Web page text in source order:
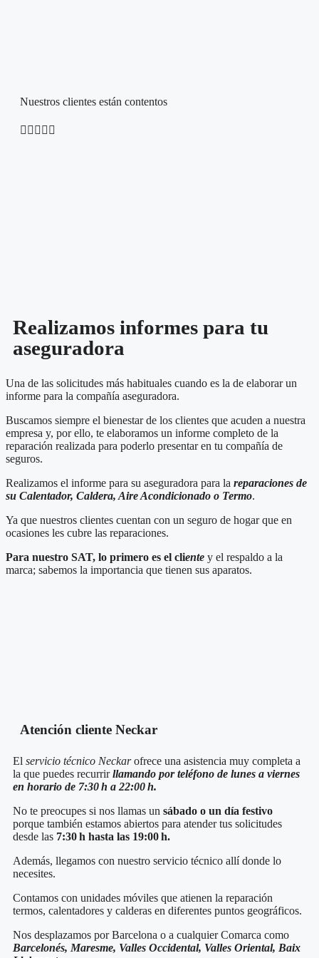
Nuestros clientes están contentos
    
Realizamos informes para tu
aseguradora
Una de las solicitudes más habituales cuando es la de elaborar un
informe para la compañía aseguradora.
Buscamos siempre el bienestar de los clientes que acuden a nuestra
empresa y, por ello, te elaboramos un informe completo de la
reparación realizada para poderlo presentar en tu compañía de
seguros.
Realizamos el informe para su aseguradora para la reparaciones de
su Calentador, Caldera, Aire Acondicionado o Termo.
Ya que nuestros clientes cuentan con un seguro de hogar que en
ocasiones les cubre las reparaciones.
Para nuestro SAT, lo primero es el cliente y el respaldo a la
marca; sabemos la importancia que tienen sus aparatos.
Atención cliente Neckar
El servicio técnico Neckarofrece una asistencia muy completa a
la que puedes recurrirllamando por teléfono de lunes a viernes
en horario de 7:30 h a 22:00 h.
No te preocupes si nos llamas un sábado o un día festivo
porque también estamos abiertos para atender tus solicitudes
desde las 7:30 h hasta las 19:00 h.
Además, llegamos con nuestro servicio técnico allí donde lo
necesites.
Contamos con unidades móviles que atienen la reparación
termos, calentadores y calderas en diferentes puntos geográficos.
Nos desplazamos por Barcelona o a cualquier Comarca como
Barcelonés, Maresme, Valles Occidental, Valles Oriental, Baix